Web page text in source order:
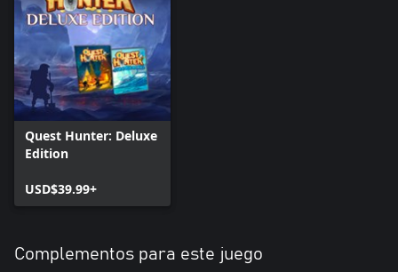
Quest Hunter: Deluxe
Edition
USD$39.99+
Complementos para este juego